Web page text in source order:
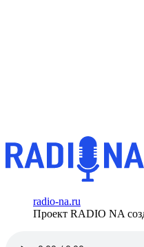
radio-na.ru
Проект RADIO NA